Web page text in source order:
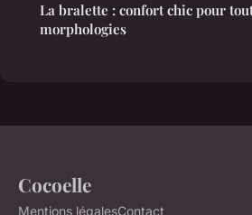
La bralette : confort chic pour
morphologies
Cocoelle
Mentions légalesContact